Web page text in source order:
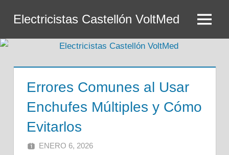
contenido
Electricistas Castellón VoltMed Menú
Errores Comunes al Usar
Enchufes Múltiples y Cómo
Evitarlos
ENERO 6, 2026